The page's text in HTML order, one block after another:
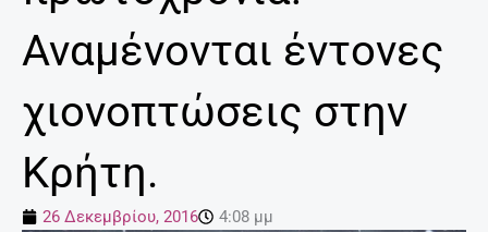
Αναμένονται έντονες
χιονοπτώσεις στην
Κρήτη.
26 Δεκεμβρίου, 2016 4:08 μμ